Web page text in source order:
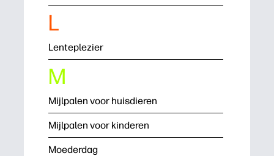
L
Lenteplezier
M
Mijlpalen voor huisdieren
Mijlpalen voor kinderen
Moederdag